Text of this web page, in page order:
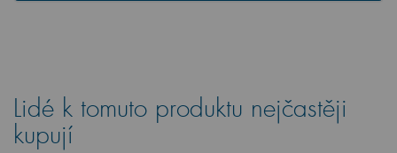
Lidé k tomuto produktu nejčastěji
kupují